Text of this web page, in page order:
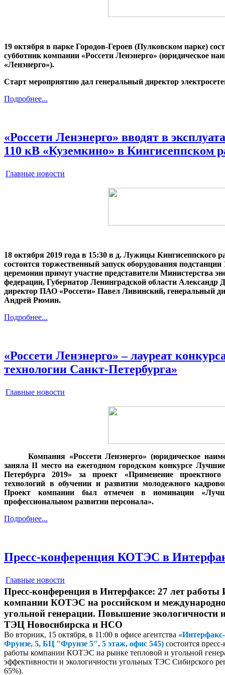
19 октября в парке Городов-Героев (Пулковском парке)
субботник компании «Россети Ленэнерго» (юридическое
«Ленэнерго»).
Старт мероприятию дал генеральный директор
Подробнее...
«Россети Ленэнерго» вводят в
110 кВ «Куземкино» в Кингисеппском
Главные новости
18 октября 2019 года в 15:30 в д. Лужицы Кингисеппского
состоится торжественный запуск оборудования
церемонии примут участие представители Министерства
федерации, Губернатор Ленинградской области Александр
директор ПАО «Россети» Павел Ливинский, генеральный
Андрей Рюмин.
Подробнее...
«Россети Ленэнерго» – лауреат
технологии Санкт-Петербурга»
Главные новости
Компания «Россети Ленэнерго» (юридическое
заняла II место на ежегодном городском конкурсе
Петербурга 2019» за проект «Применение
технологий в обучении и развитии молодежного
Проект компании был отмечен в номинации
профессиональном развитии персонала».
Подробнее...
Пресс-конференция КОТЭС в
Главные новости
Пресс-конференция в Интерфаксе: 27 лет
компании КОТЭС на российском и
угольной генерации. Повышение экологичности
ТЭЦ Новосибирска и НСО
Во вторник, 15 октября, в 11:00 в офисе агентства
Фрунзе, 5, БЦ "Фрунзе 5", 5 этаж, офис 545) состоится
работы компании КОТЭС на рынке тепловой и угольной
эффективности и экологичности угольных ТЭС Сибирского
65%).